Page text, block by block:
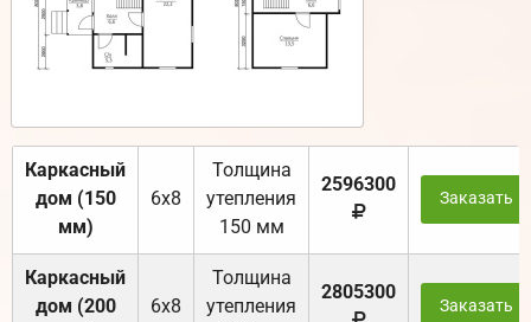
Каркасный
дом (150
мм)
6х8
Толщина
утепления
150 мм
2596300
Заказать
Каркасный
дом (200
6х8
Толщина
утепления
2805300
Заказать